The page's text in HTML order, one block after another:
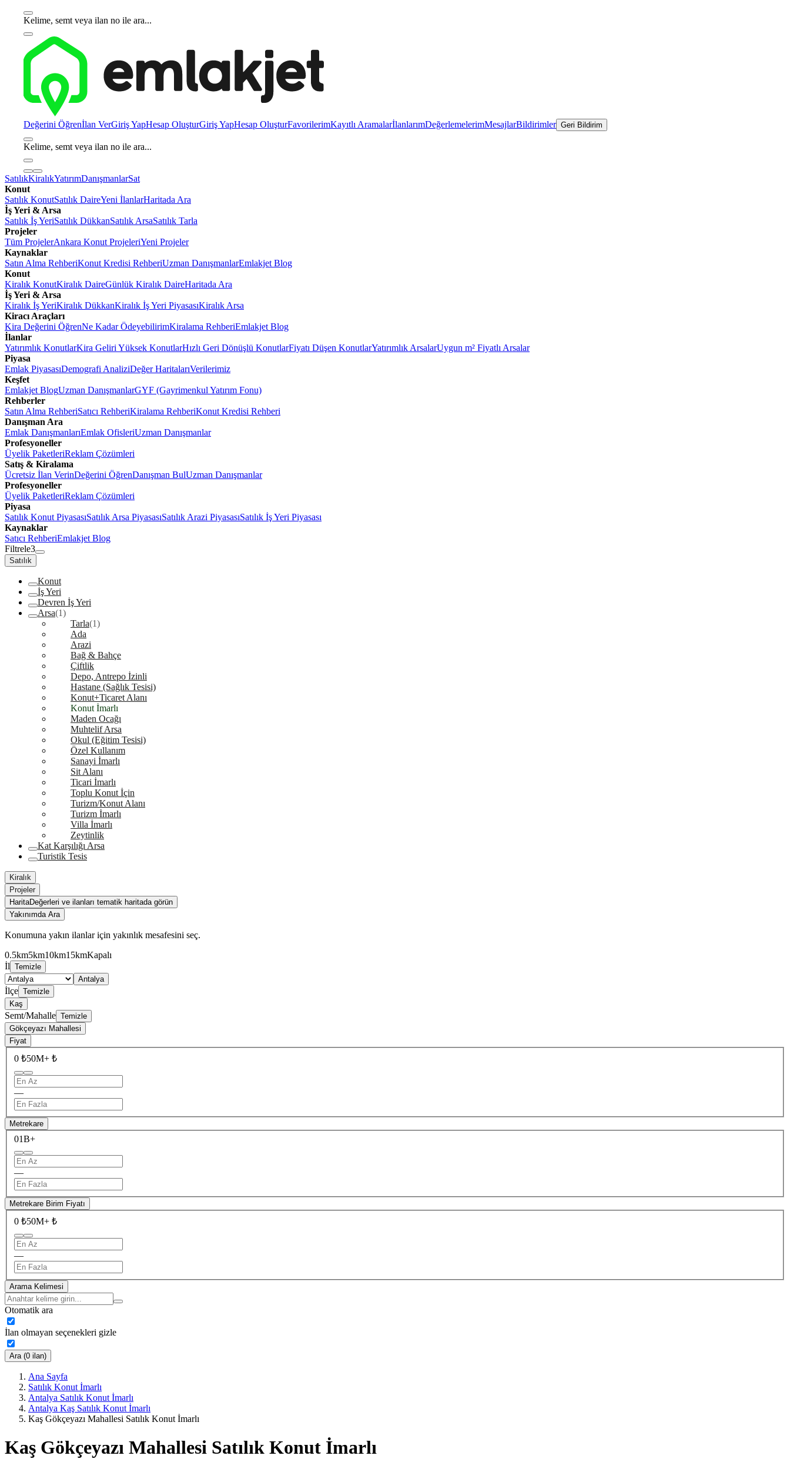
Kelime, semt veya ilan no ile ara...
Değerini Öğrenİlan VerGiriş YapHesap OluşturGiriş YapHesap OluşturFavorilerimKayıtlı AramalarİlanlarımDeğerlemelerimMesajlarBildirimler Geri Bildirim
Kelime, semt veya ilan no ile ara...
SatılıkKiralıkYatırımDanışmanlarSat
Konut
Satılık KonutSatılık DaireYeni İlanlarHaritada Ara
İş Yeri & Arsa
Satılık İş YeriSatılık DükkanSatılık ArsaSatılık Tarla
Projeler
Tüm ProjelerAnkara Konut ProjeleriYeni Projeler
Kaynaklar
Satın Alma RehberiKonut Kredisi RehberiUzman DanışmanlarEmlakjet Blog
Konut
Kiralık KonutKiralık DaireGünlük Kiralık DaireHaritada Ara
İş Yeri & Arsa
Kiralık İş YeriKiralık DükkanKiralık İş Yeri PiyasasıKiralık Arsa
Kiracı Araçları
Kira Değerini ÖğrenNe Kadar ÖdeyebilirimKiralama RehberiEmlakjet Blog
İlanlar
Yatırımlık KonutlarKira Geliri Yüksek KonutlarHızlı Geri Dönüşlü KonutlarFiyatı Düşen KonutlarYatırımlık ArsalarUygun m² Fiyatlı Arsalar
Piyasa
Emlak PiyasasıDemografi AnaliziDeğer HaritalarıVerilerimiz
Keşfet
Emlakjet BlogUzman DanışmanlarGYF (Gayrimenkul Yatırım Fonu)
Rehberler
Satın Alma RehberiSatıcı RehberiKiralama RehberiKonut Kredisi Rehberi
Danışman Ara
Emlak DanışmanlarıEmlak OfisleriUzman Danışmanlar
Profesyoneller
Üyelik PaketleriReklam Çözümleri
Satış & Kiralama
Ücretsiz İlan VerinDeğerini ÖğrenDanışman BulUzman Danışmanlar
Profesyoneller
Üyelik PaketleriReklam Çözümleri
Piyasa
Satılık Konut PiyasasıSatılık Arsa PiyasasıSatılık Arazi PiyasasıSatılık İş Yeri Piyasası
Kaynaklar
Satıcı RehberiEmlakjet Blog
Filtrele3
Satılık
Konut
İş Yeri
Devren İş Yeri
Arsa(1)
Tarla(1)
Ada
Arazi
Bağ & Bahçe
Çiftlik
Depo, Antrepo İzinli
Hastane (Sağlık Tesisi)
Konut+Ticaret Alanı
Konut İmarlı
Maden Ocağı
Muhtelif Arsa
Okul (Eğitim Tesisi)
Özel Kullanım
Sanayi İmarlı
Sit Alanı
Ticari İmarlı
Toplu Konut İçin
Turizm/Konut Alanı
Turizm İmarlı
Villa İmarlı
Zeytinlik
Kat Karşılığı Arsa
Turistik Tesis
Kiralık
Projeler
HaritaDeğerleri ve ilanları tematik haritada görün
Yakınımda Ara
Konumuna yakın ilanlar için yakınlık mesafesini seç.
0.5km5km10km15kmKapalı
İl Temizle
Antalya
İlçe Temizle
Kaş
Semt/Mahalle Temizle
Gökçeyazı Mahallesi
Fiyat
0 ₺50M+ ₺
—
Metrekare
01B+
—
Metrekare Birim Fiyatı
0 ₺50M+ ₺
—
Arama Kelimesi
Otomatik ara
İlan olmayan seçenekleri gizle
Ara (0 ilan)
Ana Sayfa
Satılık Konut İmarlı
Antalya Satılık Konut İmarlı
Antalya Kaş Satılık Konut İmarlı
Kaş Gökçeyazı Mahallesi Satılık Konut İmarlı
Kaş Gökçeyazı Mahallesi Satılık Konut İmarlı